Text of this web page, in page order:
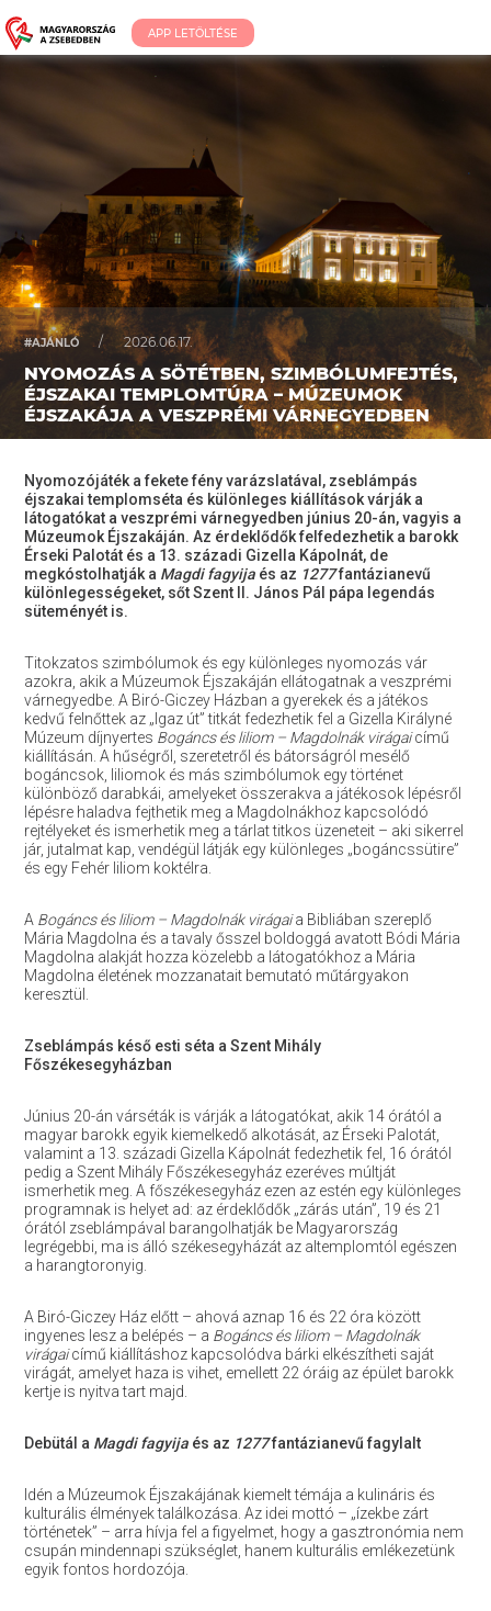
APP LETÖLTÉSE
#AJÁNLÓ / 2026.06.17.
NYOMOZÁS A SÖTÉTBEN, SZIMBÓLUMFEJTÉS,
ÉJSZAKAI TEMPLOMTÚRA – MÚZEUMOK
ÉJSZAKÁJA A VESZPRÉMI VÁRNEGYEDBEN
Nyomozójáték a fekete fény varázslatával, zseblámpás
éjszakai templomséta és különleges kiállítások várják a
látogatókat a veszprémi várnegyedben június 20-án, vagyis a
Múzeumok Éjszakáján. Az érdeklődők felfedezhetik a barokk
Érseki Palotát és a 13. századi Gizella Kápolnát, de
megkóstolhatják a Magdi fagyijaés az 1277fantázianevű
különlegességeket, sőt Szent II. János Pál pápa legendás
süteményét is.
Titokzatos szimbólumok és egy különleges nyomozás vár
azokra, akik a Múzeumok Éjszakáján ellátogatnak a veszprémi
várnegyedbe. A Biró-Giczey Házban a gyerekek és a játékos
kedvű felnőttek az „Igaz út” titkát fedezhetik fel a Gizella Királyné
Múzeum díjnyertes Bogáncs és liliom – Magdolnák virágaicímű
kiállításán. A hűségről, szeretetről és bátorságról mesélő
bogáncsok, liliomok és más szimbólumok egy történet
különböző darabkái, amelyeket összerakva a játékosok lépésről
lépésre haladva fejthetik meg a Magdolnákhoz kapcsolódó
rejtélyeket és ismerhetik meg a tárlat titkos üzeneteit – aki sikerrel
jár, jutalmat kap, vendégül látják egy különleges „bogáncssütire”
és egy Fehér liliom koktélra.
A Bogáncs és liliom – Magdolnák virágaia Bibliában szereplő
Mária Magdolna és a tavaly ősszel boldoggá avatott Bódi Mária
Magdolna alakját hozza közelebb a látogatókhoz a Mária
Magdolna életének mozzanatait bemutató műtárgyakon
keresztül.
Zseblámpás késő esti séta a Szent Mihály
Főszékesegyházban
Június 20-án várséták is várják a látogatókat, akik 14 órától a
magyar barokk egyik kiemelkedő alkotását, az Érseki Palotát,
valamint a 13. századi Gizella Kápolnát fedezhetik fel, 16 órától
pedig a Szent Mihály Főszékesegyház ezeréves múltját
ismerhetik meg. A főszékesegyház ezen az estén egy különleges
programnak is helyet ad: az érdeklődők „zárás után”, 19 és 21
órától zseblámpával barangolhatják be Magyarország
legrégebbi, ma is álló székesegyházát az altemplomtól egészen
a harangtoronyig.
A Biró-Giczey Ház előtt – ahová aznap 16 és 22 óra között
ingyenes lesz a belépés – a Bogáncs és liliom – Magdolnák
virágaicímű kiállításhoz kapcsolódva bárki elkészítheti saját
virágát, amelyet haza is vihet, emellett 22 óráig az épület barokk
kertje is nyitva tart majd.
Debütál a Magdi fagyijaés az 1277fantázianevű fagylalt
Idén a Múzeumok Éjszakájának kiemelt témája a kulináris és
kulturális élmények találkozása. Az idei mottó – „ízekbe zárt
történetek” – arra hívja fel a figyelmet, hogy a gasztronómia nem
csupán mindennapi szükséglet, hanem kulturális emlékezetünk
egyik fontos hordozója.